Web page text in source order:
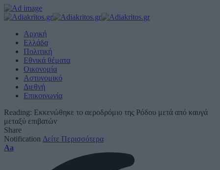
Αρχική
Ελλάδα
Πολιτική
Εθνικά θέματα
Οικονομία
Αστυνομικό
Διεθνή
Επικοινωνία
Reading: Εκκενώθηκε το αεροδρόμιο της Ρόδου μετά από καυγά
μεταξύ επιβατών
Share
Notification Δείτε Περισσότερα
Font
Aa